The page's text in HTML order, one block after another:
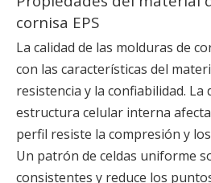
cornisa EPS
La calidad de las molduras de
con las características del
resistencia y la confiabilidad. La
estructura celular interna
perfil resiste la compresión y
Un patrón de celdas uniforme
consistentes y reduce los